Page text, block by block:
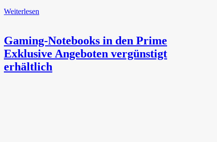
Weiterlesen
Gaming-Notebooks in den Prime
Exklusive Angeboten vergünstigt
erhältlich